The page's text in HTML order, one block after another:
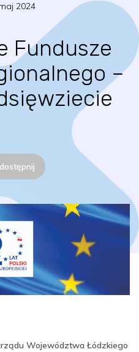
2024
Fundusze
–
Województwa Łódzkiego